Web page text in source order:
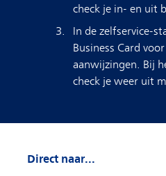
i
check je in- en uit
In de zelfservice-
Business Card
aanwijzingen. Bij
check je weer uit
Direct naar...